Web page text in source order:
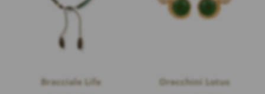
Bracciale Life Orecchini Lotus